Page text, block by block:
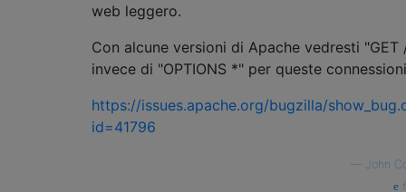
web leggero.
Con alcune versioni di Apache vedresti "GET
invece di "OPTIONS *" per queste
https://issues.apache.org/bugzilla/
id=41796
John